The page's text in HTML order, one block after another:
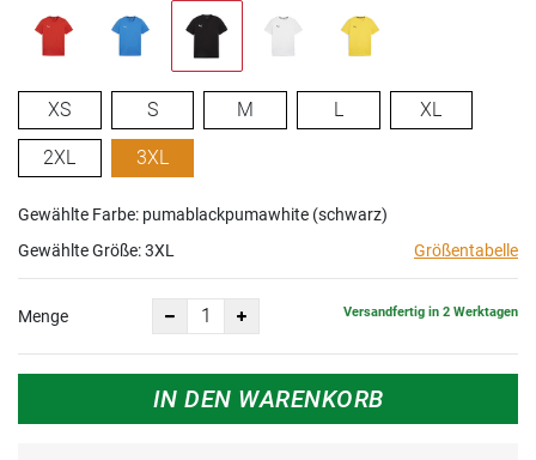
XS S M L XL
2XL 3XL
Gewählte Farbe: pumablackpumawhite (schwarz)
Gewählte Größe:3XL Größentabelle
Menge Versandfertig in 2 Werktagen
IN DEN WARENKORB